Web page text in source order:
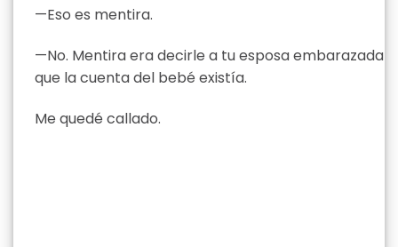
—Eso es mentira.
—No. Mentira era decirle a tu esposa embarazada
que la cuenta del bebé existía.
Me quedé callado.